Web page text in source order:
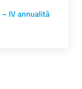
– IV annualità